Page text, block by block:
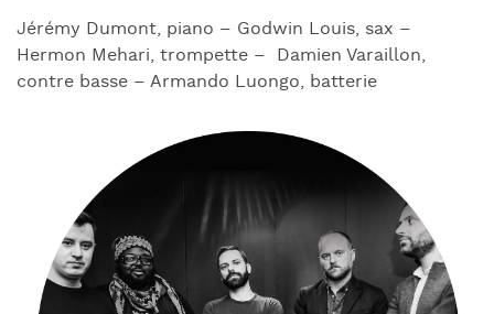
Jérémy Dumont, piano – Godwin Louis, sax –
Hermon Mehari, trompette – Damien Varaillon,
contre basse – Armando Luongo, batterie